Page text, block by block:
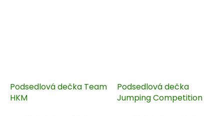
Podsedlová dečka Team
HKM
Podsedlová dečka
Jumping Competition